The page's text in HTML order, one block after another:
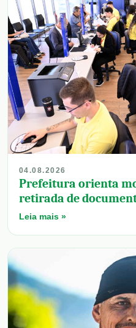
04.08.2026
Prefeitura orienta
retirada de
Leia mais »